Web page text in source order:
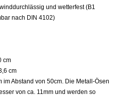
und wetterfest (B1
nach DIN 4102)
cm
cm
im Abstand von 50cm. Die Metall-Ösen
von ca. 11mm und werden so